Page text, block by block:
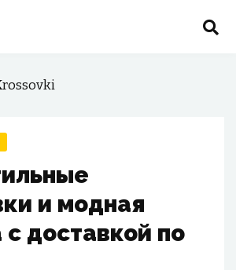
и модная
доставкой по